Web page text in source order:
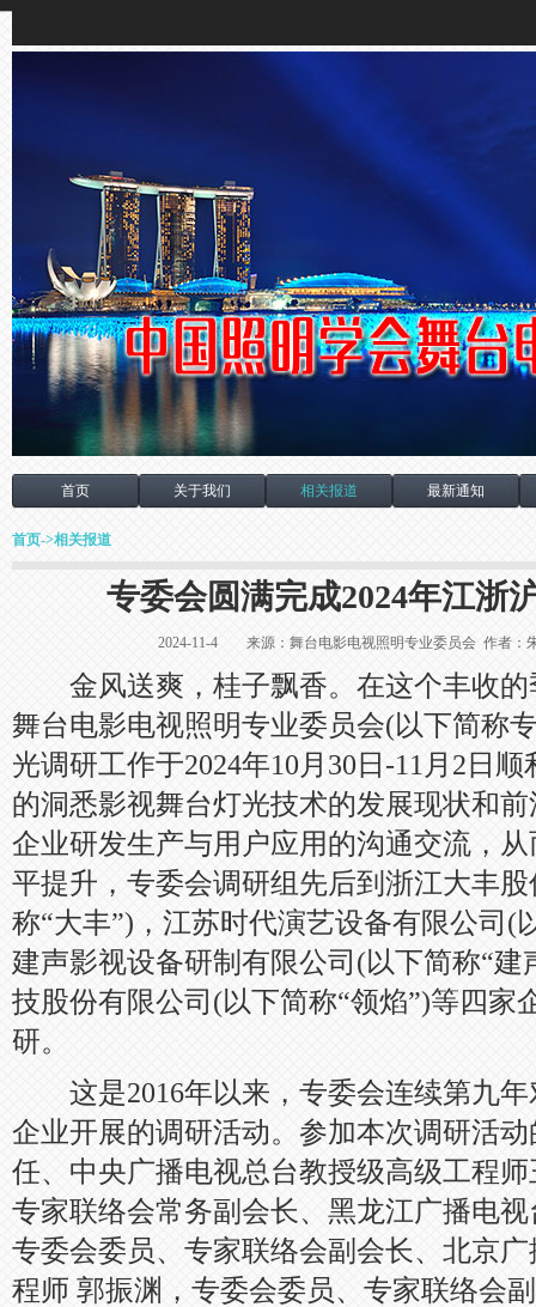
首页 关于我们 相关报道 最新通知
首页->相关报道
专委会圆满完成2024年江浙
2024-11-4 来源：舞台电影电视照明专业委员会 作
金风送爽，桂子飘香。在这个丰收的
舞台电影电视照明专业委员会(以下简称
光调研工作于2024年10月30日-11月2日
的洞悉影视舞台灯光技术的发展现状和
企业研发生产与用户应用的沟通交流，
平提升，专委会调研组先后到浙江大丰
称“大丰”)，江苏时代演艺设备有限公司(
建声影视设备研制有限公司(以下简称“建
技股份有限公司(以下简称“领焰”)等四家
研。
这是2016年以来，专委会连续第九年
企业开展的调研活动。参加本次调研活
任、中央广播电视总台教授级高级工程
专家联络会常务副会长、黑龙江广播电
专委会委员、专家联络会副会长、北京
程师 郭振渊，专委会委员、专家联络会